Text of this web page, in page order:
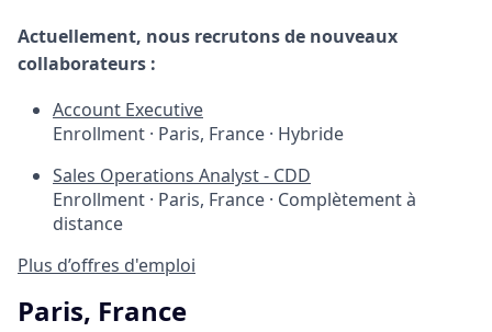
Actuellement, nous recrutons de nouveaux
collaborateurs :
Account Executive
Enrollment · Paris, France · Hybride
Sales Operations Analyst - CDD
Enrollment · Paris, France · Complètement à
distance
Plus d’offres d'emploi
Paris, France